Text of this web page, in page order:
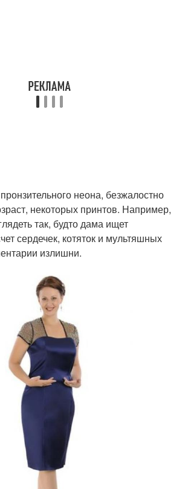
неона, безжалостно
некоторых принтов. Например,
так, будто дама ищет
сердечек, котяток и мультяшных
излишни.